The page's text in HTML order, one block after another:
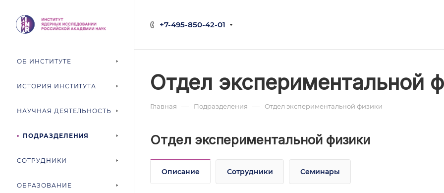
+7-495-850-42-01
ОБ ИНСТИТУТЕ
ИСТОРИЯ ИНСТИТУТА
НАУЧНАЯ ДЕЯТЕЛЬНОСТЬ
ПОДРАЗДЕЛЕНИЯ
СОТРУДНИКИ
ОБРАЗОВАНИЕ
Отдел экспериментальной
Главная — Подразделения — Отдел экспериментальной физики
Отдел экспериментальной физики
Описание Сотрудники Семинары